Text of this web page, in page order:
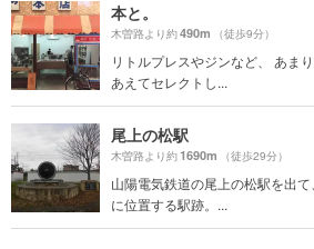
本と。
木曽路より約490m （徒歩9分）
リトルプレスやジンなど、 あま
あえてセレクトし...
尾上の松駅
木曽路より約1690m （徒歩29分）
山陽電気鉄道の尾上の松駅を出
に位置する駅跡。...